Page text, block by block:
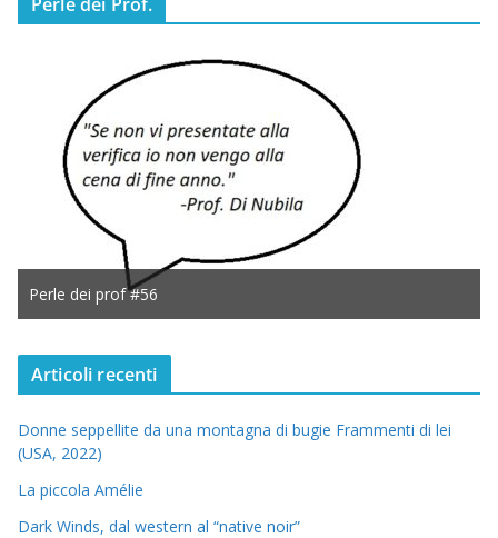
Perle dei prof #56
Articoli recenti
Donne seppellite da una montagna di bugie Frammenti di lei
(USA, 2022)
La piccola Amélie
Dark Winds, dal western al “native noir”